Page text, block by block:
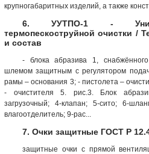
крупногабаритных изделий, а также
6. УУТПО-1 -
термопескоструйной очистки /
и состав
- блока абразива 1,
шлемом защитным с регулятором
рамы – основания 3; - пистолета –
- очистителя 5. рис.3. Блок
загрузочный; 4-клапан; 5-сито; 6-
влагоотделитель; 9-рас...
7. Очки защитные ГОСТ Р
защитные очки с прямой